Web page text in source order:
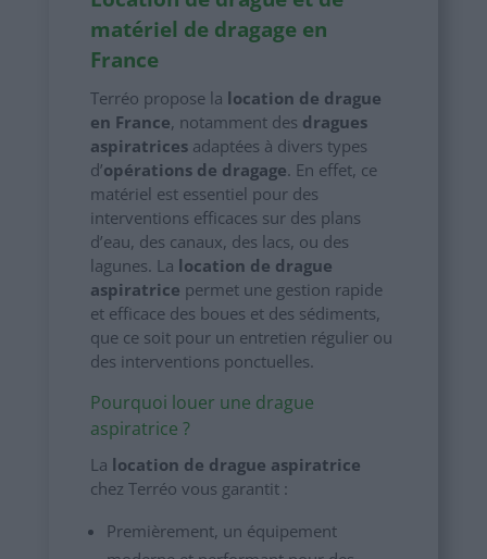
matériel de dragage en
France
Terréo propose la location de drague
en France, notamment des dragues
aspiratricesadaptées à divers types
d’opérations de dragage. En effet, ce
matériel est essentiel pour des
interventions efficaces sur des plans
d’eau, des canaux, des lacs, ou des
lagunes. La location de drague
aspiratrice permet une gestion rapide
et efficace des boues et des sédiments,
que ce soit pour un entretien régulier ou
des interventions ponctuelles.
Pourquoi louer une drague
aspiratrice ?
La location de drague aspiratrice
chez Terréo vous garantit :
Premièrement, un équipement